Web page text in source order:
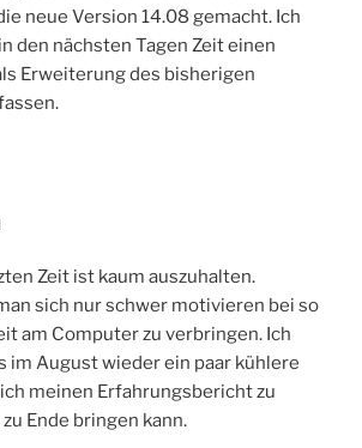
neue Version 14.08 gemacht. Ich
den nächsten Tagen Zeit einen
Erweiterung des bisherigen
Zeit ist kaum auszuhalten.
sich nur schwer motivieren bei so
am Computer zu verbringen. Ich
im August wieder ein paar kühlere
meinen Erfahrungsbericht zu
Ende bringen kann.